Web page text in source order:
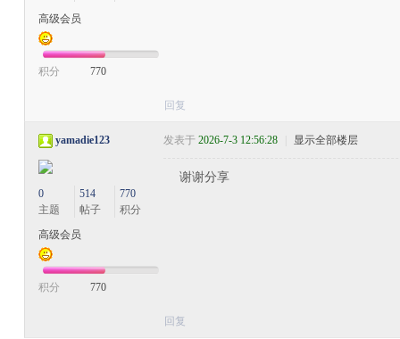
高级会员
积分 770
回复
yamadie123
0
主题
514
帖子
770
积分
高级会员
积分 770
发表于 2026-7-3 12:56:28 显示全部楼层
谢谢分享
回复